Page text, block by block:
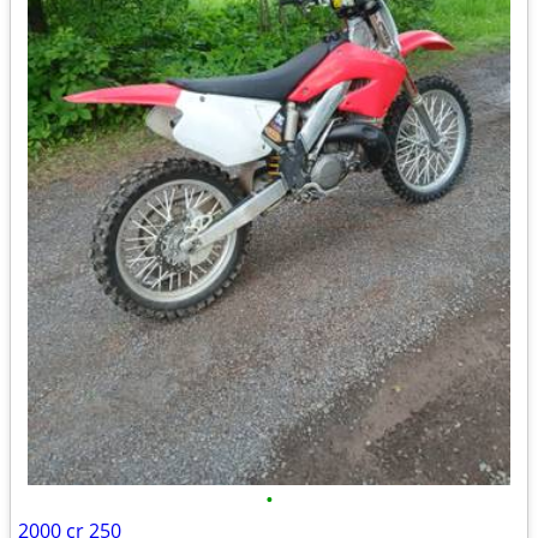
•
2000 cr 250